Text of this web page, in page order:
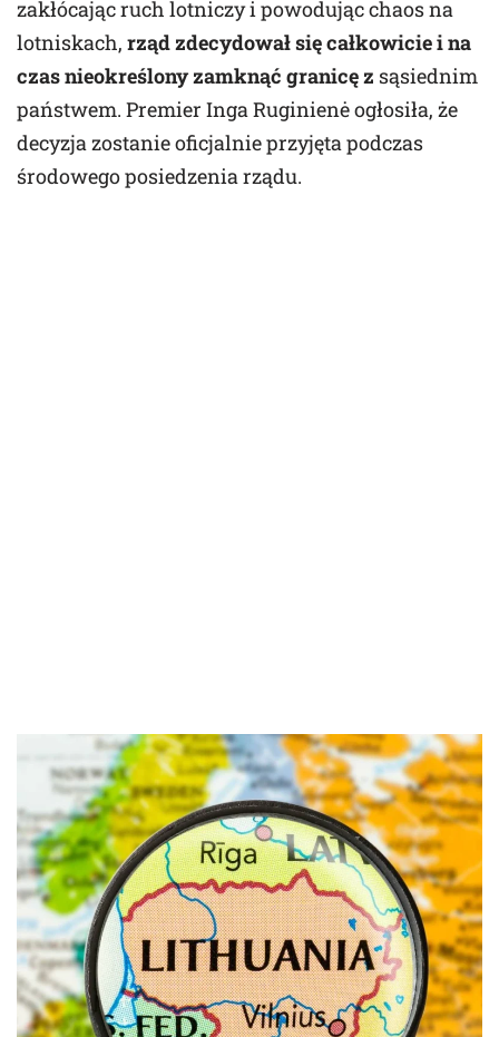
zakłócając ruch lotniczy i powodując chaos na
lotniskach, rząd zdecydował się całkowicie i na
czas nieokreślony zamknąć granicę z sąsiednim
państwem. Premier Inga Ruginienė ogłosiła, że
decyzja zostanie oficjalnie przyjęta podczas
środowego posiedzenia rządu.